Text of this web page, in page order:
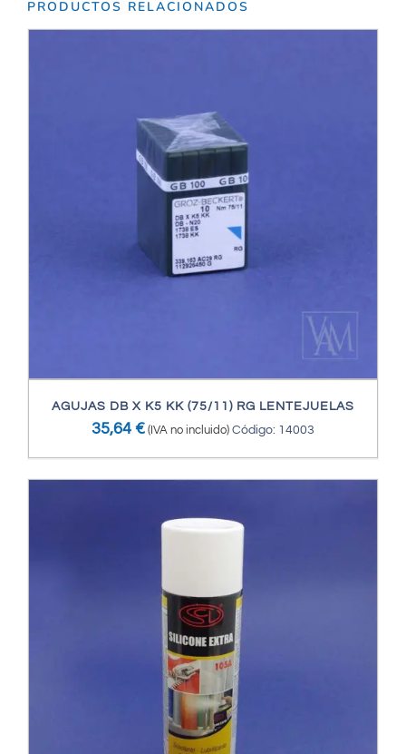
PRODUCTOS RELACIONADOS
AGUJAS DB X K5 KK (75/11) RG LENTEJUELAS
35,64 € (IVA no incluido) Código: 14003